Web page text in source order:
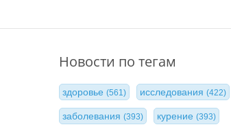
Новости по тегам
здоровье (561) исследования(422)
заболевания (393) курение(393)